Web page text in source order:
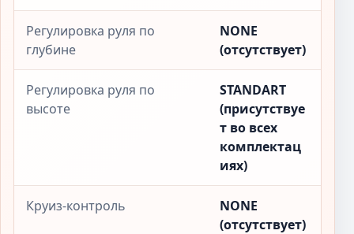
Регулировка руля по
глубине
NONE
(отсутствует)
Регулировка руля по
высоте
STANDART
(присутствуе
т во всех
комплектац
иях)
Круиз-контроль
NONE
(отсутствует)